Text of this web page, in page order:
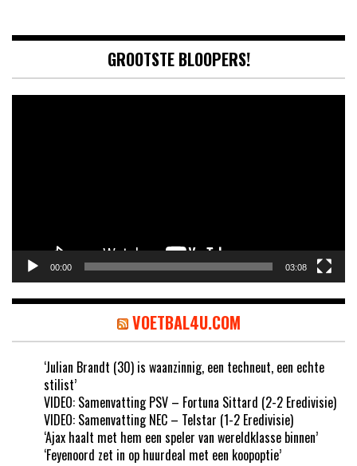
GROOTSTE BLOOPERS!
00:00 03:08
VOETBAL4U.COM
‘Julian Brandt (30) is waanzinnig, een techneut, een echte
stilist’
VIDEO: Samenvatting PSV – Fortuna Sittard (2-2 Eredivisie)
VIDEO: Samenvatting NEC – Telstar (1-2 Eredivisie)
‘Ajax haalt met hem een speler van wereldklasse binnen’
‘Feyenoord zet in op huurdeal met een koopoptie’